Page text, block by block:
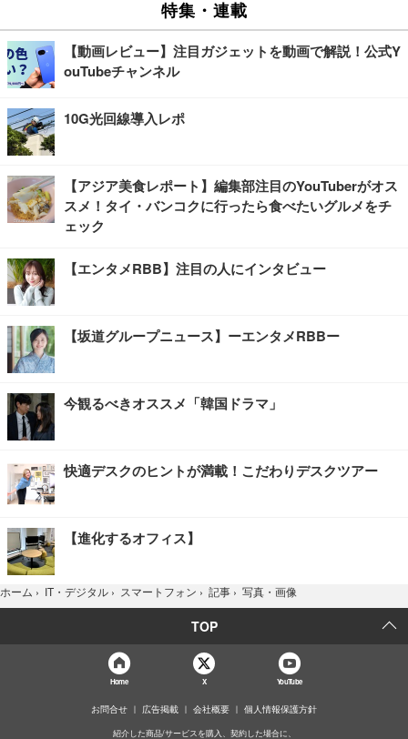
特集・連載
【動画レビュー】注目ガジェットを動画で解説！公式Y
ouTubeチャンネル
10G光回線導入レポ
【アジア美食レポート】編集部注目のYouTuberがオス
スメ！タイ・バンコクに行ったら食べたいグルメをチ
ェック
【エンタメRBB】注目の人にインタビュー
【坂道グループニュース】ーエンタメRBBー
今観るべきオススメ「韓国ドラマ」
快適デスクのヒントが満載！こだわりデスクツアー
【進化するオフィス】
ホーム › IT・デジタル › スマートフォン › 記事 › 写真・画像
TOP
Home X YouTube
お問合せ 広告掲載 会社概要 個人情報保護方針
紹介した商品/サービスを購入、契約した場合に、